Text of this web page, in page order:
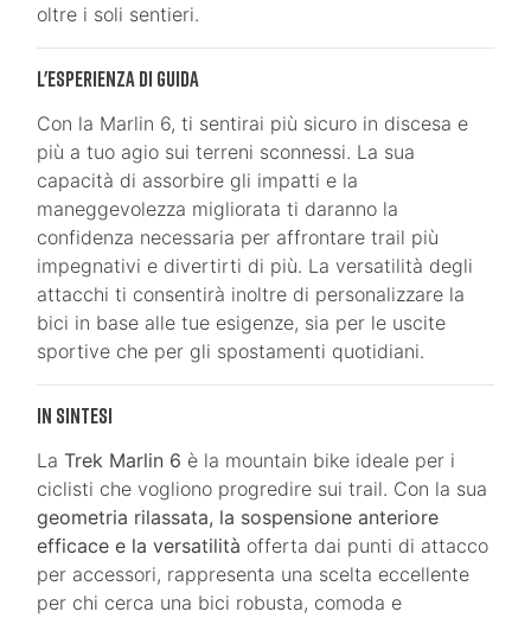
oltre i soli sentieri.
L'Esperienza di Guida
Con la Marlin 6, ti sentirai più sicuro in discesa e
più a tuo agio sui terreni sconnessi. La sua
capacità di assorbire gli impatti e la
maneggevolezza migliorata ti daranno la
confidenza necessaria per affrontare trail più
impegnativi e divertirti di più. La versatilità degli
attacchi ti consentirà inoltre di personalizzare la
bici in base alle tue esigenze, sia per le uscite
sportive che per gli spostamenti quotidiani.
In Sintesi
La Trek Marlin 6 è la mountain bike ideale per i
ciclisti che vogliono progredire sui trail. Con la sua
geometria rilassata, la sospensione anteriore
efficace e la versatilità offerta dai punti di attacco
per accessori, rappresenta una scelta eccellente
per chi cerca una bici robusta, comoda e